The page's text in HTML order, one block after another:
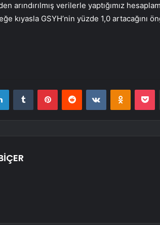
arındırılmış verilerle yaptığımız
kıyasla GSYH’nin yüzde 1,0 artacağını
LinkedInTumblr PinterestReddit VKontakte